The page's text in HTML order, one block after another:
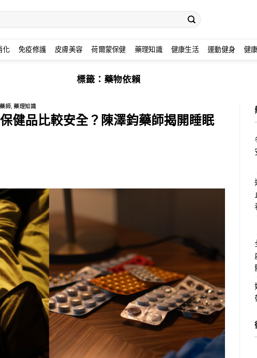
化 免疫修護 皮膚美容 荷爾蒙保健 藥理知識 健康生活 運動健身 健
標籤： 藥物依賴
師,藥理知識
健品比較安全？陳澤鈞藥師揭開睡眠